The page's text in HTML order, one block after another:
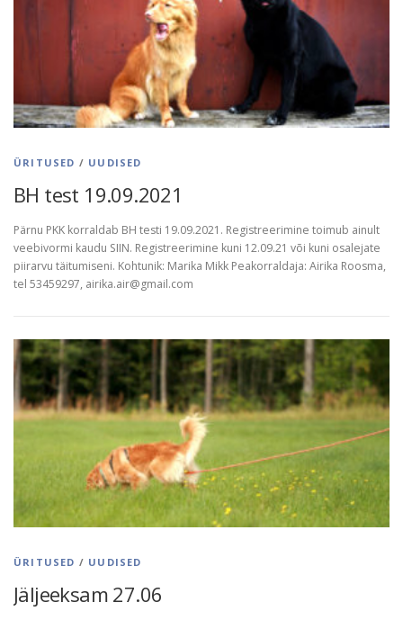
ÜRITUSED / UUDISED
BH test 19.09.2021
Pärnu PKK korraldab BH testi 19.09.2021. Registreerimine toimub ainult
veebivormi kaudu SIIN. Registreerimine kuni 12.09.21 või kuni osalejate
piirarvu täitumiseni. Kohtunik: Marika Mikk Peakorraldaja: Airika Roosma,
tel 53459297, airika.air@gmail.com
ÜRITUSED / UUDISED
Jäljeeksam 27.06